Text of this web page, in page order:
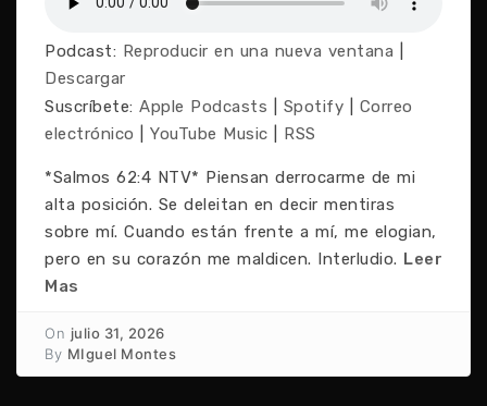
Podcast: Reproducir en una nueva ventana
Descargar
Suscríbete: Apple Podcasts Spotify
Correo
electrónico
YouTube Music RSS
*Salmos 62:4 NTV* Piensan derrocarme de mi
alta posición. Se deleitan en decir mentiras
sobre mí. Cuando están frente a mí, me elogian,
pero en su corazón me maldicen. Interludio. Leer
Mas
On julio 31, 2026
By MIguel Montes